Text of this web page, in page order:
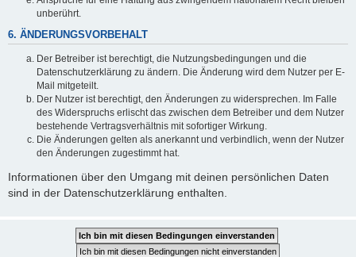
unberührt.
6. ÄNDERUNGSVORBEHALT
Der Betreiber ist berechtigt, die Nutzungsbedingungen und die
Datenschutzerklärung zu ändern. Die Änderung wird dem Nutzer per E-
Mail mitgeteilt.
Der Nutzer ist berechtigt, den Änderungen zu widersprechen. Im Falle
des Widerspruchs erlischt das zwischen dem Betreiber und dem Nutzer
bestehende Vertragsverhältnis mit sofortiger Wirkung.
Die Änderungen gelten als anerkannt und verbindlich, wenn der Nutzer
den Änderungen zugestimmt hat.
Informationen über den Umgang mit deinen persönlichen Daten
sind in der Datenschutzerklärung enthalten.